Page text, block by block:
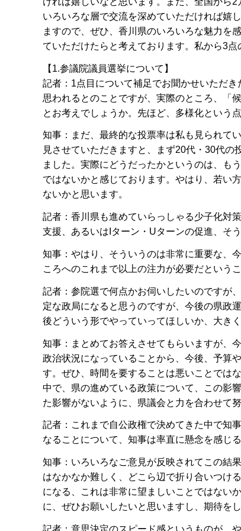
いろいろな層で交流を深めていただければ嬉
ますので、ぜひ、香川県のいろいろな魅力を
ていただけたらと考えております。私から3
【1.参議院議員選挙について】
記者：1点目について補足でお聞かせいただ
思われるとのことですが、実際のところ、「
とお考えでしょうか。先ほど、多様化という
知事：まだ、最終的な投票率は私も見られて
見させていただきますと、まず20代・30代
ました。実際にどうだったかというのは、も
ではないかと感じております。やはり、若い
ないかと思います。
記者：香川県も進めていらっしゃる少子化対
支援、あるいはIターン・Uターンの促進、そ
知事：やはり、そういうのは非常に重要な、
ころへのこれまで以上の注力が必要だという
記者：参院選で何点かお伺いしたいのですが
定な政局になると思うのですが、今後の県政
後どういう形でやっていってほしいか、大き
知事：まとめてお答えさせてもらいますが、
政治状況になっていることから、今後、予算
す。ぜひ、時間を要することは悪いことでは
中で、県の進めている政策について、この影
た影響がないように、県議会と力を合わせて
記者：これまで自公政権で決めてきた中で知
なることについて、知事は率直に懸念を感じ
知事：いろいろなご意見が反映されてこの結
はなかなか難しく、どこら辺で折り合いつけ
になる、これは非常に望ましいことではない
に、ぜひお願いしたいと思いますし、期待をし
記者：意思決定のスピード感というものが、